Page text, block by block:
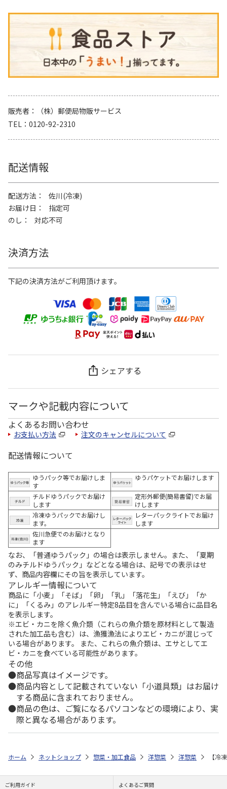
販売者
（株）郵便局物販サービス
TEL
0120-92-2310
配送情報
配送方法
佐川(冷凍)
お届け日
指定可
のし
対応不可
決済方法
下記の決済方法がご利用頂けます。
シェアする
マークや記載内容について
よくあるお問い合わせ
お支払い方法 注文のキャンセルについて
配送情報について
ゆうパック等でお届けしま
す
ゆうパケットでお届けします
チルドゆうパックでお届け
します
定形外郵便(簡易書留)でお届
けします
冷凍ゆうパックでお届けし
ます。
レターパックライトでお届け
します
佐川急便でのお届けとなり
ます
なお、「普通ゆうパック」の場合は表示しません。また、「夏期
のみチルドゆうパック」などとなる場合は、記号での表示はせ
ず、商品内容欄にその旨を表示しています。
アレルギー情報について
商品に「小麦」「そば」「卵」「乳」「落花生」「えび」「か
に」「くるみ」のアレルギー特定8品目を含んでいる場合に品目名
を表示します。
※エビ・カニを除く魚介類（これらの魚介類を原材料として製造
された加工品も含む）は、漁獲漁法によりエビ・カニが混じって
いる場合があります。 また、これらの魚介類は、エサとしてエ
ビ・カニを食べている可能性があります。
その他
商品写真はイメージです。
商品内容として記載されていない「小道具類」はお届け
する商品に含まれておりません。
商品の色は、ご覧になるパソコンなどの環境により、実
際と異なる場合があります。
ホーム ネットショップ 惣菜・加工食品 洋惣菜 洋惣菜 【冷
ご利用ガイド よくあるご質問